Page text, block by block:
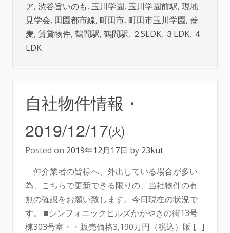
ア, 渋谷旨いのも, 玉川学園, 玉川学園前駅, 現地
見学会, 田園都市線, 町田市, 町田市玉川学園, 蕎
麦, 賃貸物件, 鶴間駅, 鶴間駅, ２SLDK, ３LDK, ４
LDK
自社物件情報・
2019/12/17㈫
Posted on 2019年12月17日 by 23kut
仲介業者の皆様へ、外出している場合が多い
為、こちらで更新できる限りの、当社物件の有
無の確認をお願い致します。今日現在の状況で
す。 ■シンフォニックヒルズかがやきの街13号
棟303号室・・販売価格3,190万円（税込）販 […]